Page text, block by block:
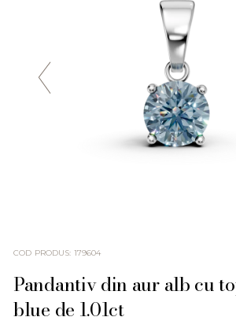
COD PRODUS: 179604
Pandantiv din aur alb cu
blue de 1.01ct